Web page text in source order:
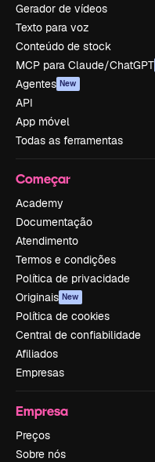
Gerador de vídeos
Texto para voz
Conteúdo de stock
MCP para Claude/ChatGPT
Agentes New
API
App móvel
Todas as ferramentas
Começar
Academy
Documentação
Atendimento
Termos e condições
Política de privacidade
Originais New
Política de cookies
Central de confiabilidade
Afiliados
Empresas
Empresa
Preços
Sobre nós